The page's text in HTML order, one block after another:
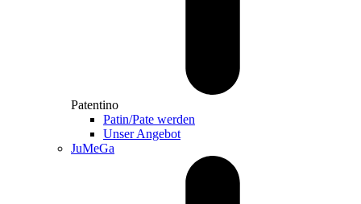
Patentino
Patin/Pate werden
Unser Angebot
JuMeGa